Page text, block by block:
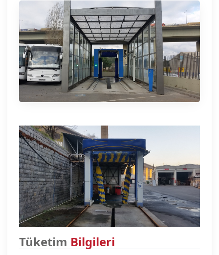
Tüketim Bilgileri